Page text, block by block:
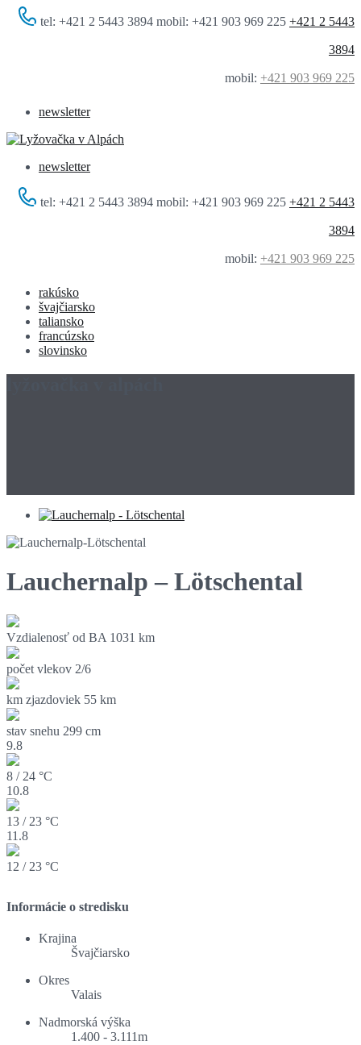
tel: +421 2 5443 3894 mobil: +421 903 969 225 +421 2 5443
3894
mobil: +421 903 969 225
newsletter
newsletter
tel: +421 2 5443 3894 mobil: +421 903 969 225 +421 2 5443
3894
mobil: +421 903 969 225
rakúsko
švajčiarsko
taliansko
francúzsko
slovinsko
Lauchernalp – Lötschental
Vzdialenosť od BA 1031 km
počet vlekov 2/6
km zjazdoviek 55 km
stav snehu 299 cm
9.8
8 / 24 °C
10.8
13 / 23 °C
11.8
12 / 23 °C
Informácie o stredisku
Krajina
Švajčiarsko
Okres
Valais
Nadmorská výška
1.400 - 3.111m